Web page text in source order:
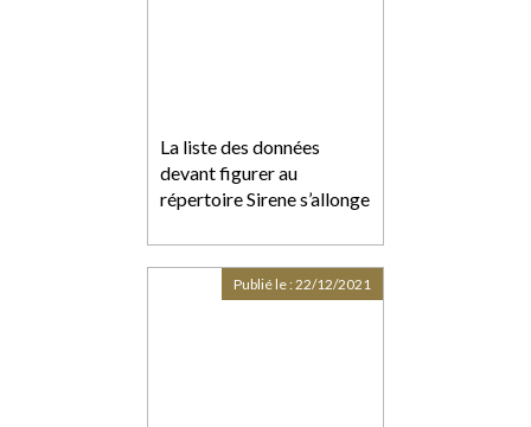
La liste des données
devant figurer au
répertoire Sirene s’allonge
Publié le :22/12/2021